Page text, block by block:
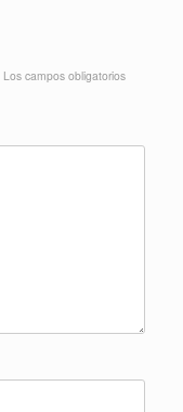
Los campos obligatorios